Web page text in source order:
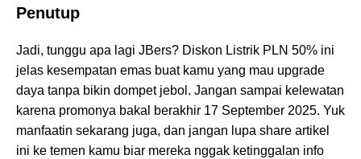
Penutup
Jadi, tunggu apa lagi JBers? Diskon Listrik PLN 50% ini
jelas kesempatan emas buat kamu yang mau upgrade
daya tanpa bikin dompet jebol. Jangan sampai kelewatan
karena promonya bakal berakhir 17 September 2025. Yuk
manfaatin sekarang juga, dan jangan lupa share artikel
ini ke temen kamu biar mereka nggak ketinggalan info